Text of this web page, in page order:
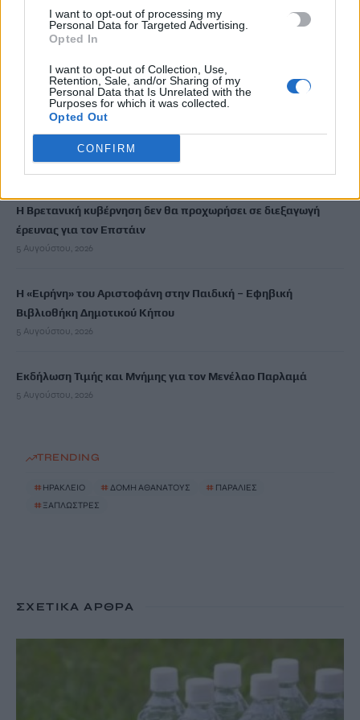
I want to opt-out of processing my
Personal Data for Targeted Advertising.
Opted In
I want to opt-out of Collection, Use,
Retention, Sale, and/or Sharing of my
Personal Data that Is Unrelated with the
Purposes for which it was collected.
Opted Out
CONFIRM
5 Αυγούστου, 2026
Μύκονος: 35χρονος οδηγός έκλεψε από τουρίστα επώνυμη
τσάντα και ρολόι αξίας 75.000 ευρώ
5 Αυγούστου, 2026
Σύσκεψη εργασίας για θέματα Μεταφορών και Επικοινωνιών
5 Αυγούστου, 2026
Η Βρετανική κυβέρνηση δεν θα προχωρήσει σε διεξαγωγή
έρευνας για τον Επστάιν
5 Αυγούστου, 2026
Η «Ειρήνη» του Αριστοφάνη στην Παιδική – Εφηβική
Βιβλιοθήκη Δημοτικού Κήπου
5 Αυγούστου, 2026
Εκδήλωση Τιμής και Μνήμης για τον Μενέλαο Παρλαμά
5 Αυγούστου, 2026
TRENDING
# ΗΡΑΚΛΕΙΟ # ΔΟΜΗ ΑΘΑΝΑΤΟΥΣ # ΠΑΡΑΛΙΕΣ
# ΞΑΠΛΩΣΤΡΕΣ
ΣΧΕΤΙΚΆ ΆΡΘΡΑ